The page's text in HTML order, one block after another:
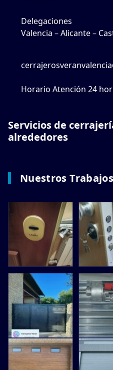
Delegaciones
Valencia – Alicante –
Horario Atención 24
Servicios de
alrededores
Nuestros Trabajos